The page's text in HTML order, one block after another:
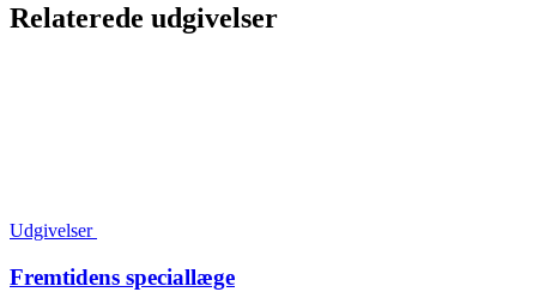
Relaterede udgivelser
Udgivelser
Fremtidens speciallæge